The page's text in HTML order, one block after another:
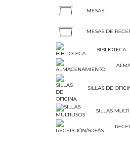
MESAS
MESAS DE
BIBLIOTECA
SILLAS DE
SILLAS